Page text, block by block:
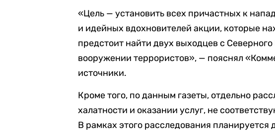
«Цель — установить всех причастных к
и идейных вдохновителей акции, которые
предстоит найти двух выходцев с
вооружении террористов», — пояснял
источники.
Кроме того, по данным газеты, отдельно
халатности и оказании услуг, не
В рамках этого расследования планируется